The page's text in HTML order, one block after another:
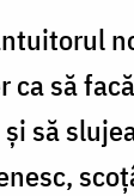
ca să
să